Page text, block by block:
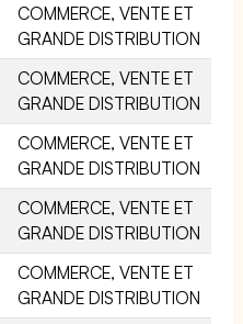
COMMERCE, VENTE ET
GRANDE DISTRIBUTION
COMMERCE, VENTE ET
GRANDE DISTRIBUTION
COMMERCE, VENTE ET
GRANDE DISTRIBUTION
COMMERCE, VENTE ET
GRANDE DISTRIBUTION
COMMERCE, VENTE ET
GRANDE DISTRIBUTION